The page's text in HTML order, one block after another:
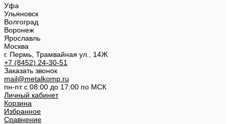
Уфа
Ульяновск
Волгоград
Воронеж
Ярославль
Москва
г. Пермь, Трамвайная ул., 14Ж
+7 (8452) 24-30-51
Заказать звонок
mail@metalkomp.ru
пн-пт с 08:00 до 17:00 по МСК
Личный кабинет
Корзина
Избранное
Сравнение